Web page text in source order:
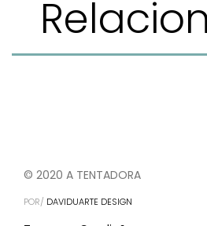
© 2020 A TENTADORA
POR/ DAVIDUARTE DESIGN